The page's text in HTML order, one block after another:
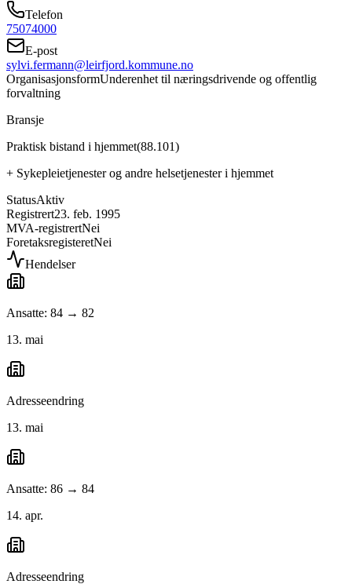
Telefon
75074000
E-post
sylvi.fermann@leirfjord.kommune.no
OrganisasjonsformUnderenhet til næringsdrivende og offentlig
forvaltning
Bransje
Praktisk bistand i hjemmet(88.101)
+ Sykepleietjenester og andre helsetjenester i hjemmet
StatusAktiv
Registrert23. feb. 1995
MVA-registrertNei
ForetaksregisteretNei
Hendelser
Ansatte: 84 → 82
13. mai
Adresseendring
13. mai
Ansatte: 86 → 84
14. apr.
Adresseendring